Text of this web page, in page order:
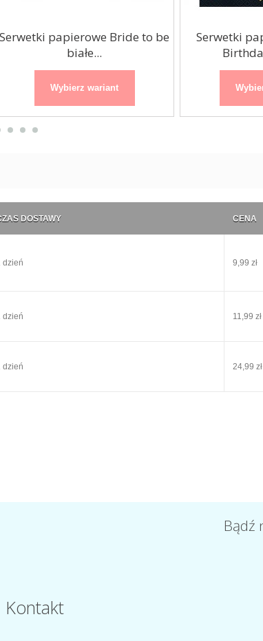
Serwetki papierowe Bride to be
białe...
Wybierz wariant
Serwetki
DOSTAWY CENA
dzień 9,99 zł
dzień 11,99 zł
dzień 24,99 zł
Bądź
Kontakt